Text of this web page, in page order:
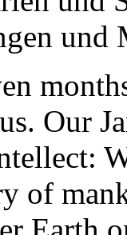
und
Our
of